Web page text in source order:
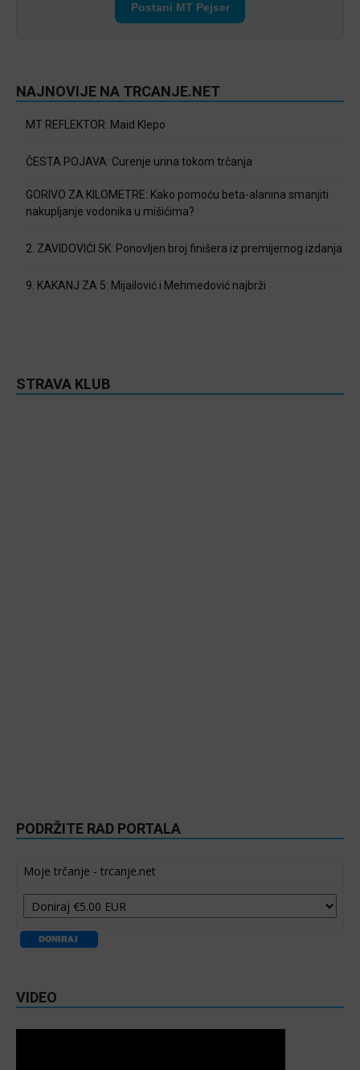
Postani MT Pejser
NAJNOVIJE NA TRCANJE.NET
MT REFLEKTOR: Maid Klepo
ČESTA POJAVA: Curenje urina tokom trčanja
GORIVO ZA KILOMETRE: Kako pomoću beta-alanina smanjiti
nakupljanje vodonika u mišićima?
2. ZAVIDOVIĆI 5K: Ponovljen broj finišera iz premijernog izdanja
9. KAKANJ ZA 5: Mijailović i Mehmedović najbrži
STRAVA KLUB
PODRŽITE RAD PORTALA
Moje trčanje - trcanje.net
VIDEO